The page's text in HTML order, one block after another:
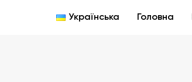
Українська Головна